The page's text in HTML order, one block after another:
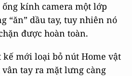
kính camera một lớp
“ăn” dầu tay, tuy nhiên nó
được hoàn toàn.
kế mới loại bỏ nút Home vật
tay ra mặt lưng càng